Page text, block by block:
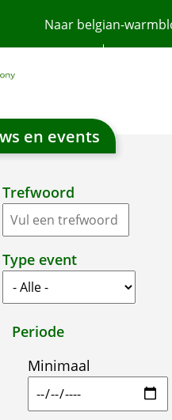
Naar belgian-
en events
Trefwoord
Type event
Periode
Minimaal